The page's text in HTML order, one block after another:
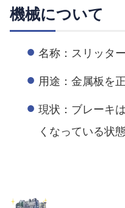
機械について
名称：スリッター
用途：金属板を
現状：ブレーキ
くなっている状態